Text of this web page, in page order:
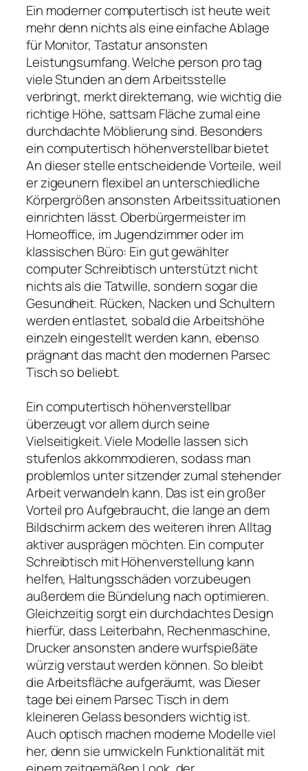
Ein moderner computertisch ist heute weit
mehr denn nichts als eine einfache Ablage
für Monitor, Tastatur ansonsten
Leistungsumfang. Welche person pro tag
viele Stunden an dem Arbeitsstelle
verbringt, merkt direktemang, wie wichtig die
richtige Höhe, sattsam Fläche zumal eine
durchdachte Möblierung sind. Besonders
ein computertisch höhenverstellbar bietet
An dieser stelle entscheidende Vorteile, weil
er zigeunern flexibel an unterschiedliche
Körpergrößen ansonsten Arbeitssituationen
einrichten lässt. Oberbürgermeister im
Homeoffice, im Jugendzimmer oder im
klassischen Büro: Ein gut gewählter
computer Schreibtisch unterstützt nicht
nichts als die Tatwille, sondern sogar die
Gesundheit. Rücken, Nacken und Schultern
werden entlastet, sobald die Arbeitshöhe
einzeln eingestellt werden kann, ebenso
prägnant das macht den modernen Parsec
Tisch so beliebt.
Ein computertisch höhenverstellbar
überzeugt vor allem durch seine
Vielseitigkeit. Viele Modelle lassen sich
stufenlos akkommodieren, sodass man
problemlos unter sitzender zumal stehender
Arbeit verwandeln kann. Das ist ein großer
Vorteil pro Aufgebraucht, die lange an dem
Bildschirm ackern des weiteren ihren Alltag
aktiver ausprägen möchten. Ein computer
Schreibtisch mit Höhenverstellung kann
helfen, Haltungsschäden vorzubeugen
außerdem die Bündelung nach optimieren.
Gleichzeitig sorgt ein durchdachtes Design
hierfür, dass Leiterbahn, Rechenmaschine,
Drucker ansonsten andere wurfspießäte
würzig verstaut werden können. So bleibt
die Arbeitsfläche aufgeräumt, was Dieser
tage bei einem Parsec Tisch in dem
kleineren Gelass besonders wichtig ist.
Auch optisch machen moderne Modelle viel
her, denn sie umwickeln Funktionalität mit